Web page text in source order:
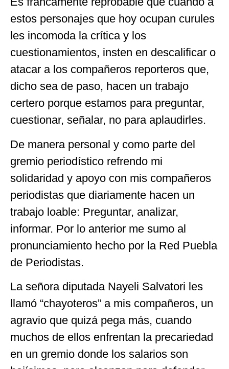
estos personajes que hoy ocupan curules
les incomoda la crítica y los
cuestionamientos, insten en descalificar o
atacar a los compañeros reporteros que,
dicho sea de paso, hacen un trabajo
certero porque estamos para preguntar,
cuestionar, señalar, no para aplaudirles.
De manera personal y como parte del
gremio periodístico refrendo mi
solidaridad y apoyo con mis compañeros
periodistas que diariamente hacen un
trabajo loable: Preguntar, analizar,
informar. Por lo anterior me sumo al
pronunciamiento hecho por la Red Puebla
de Periodistas.
La señora diputada Nayeli Salvatori les
llamó “chayoteros” a mis compañeros, un
agravio que quizá pega más, cuando
muchos de ellos enfrentan la precariedad
en un gremio donde los salarios son